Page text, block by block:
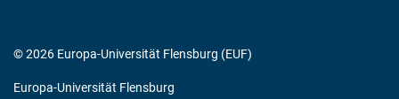
© 2026 Europa-Universität Flensburg (EUF)
Europa-Universität Flensburg